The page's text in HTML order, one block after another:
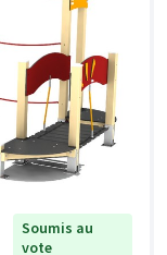
Soumis au
vote